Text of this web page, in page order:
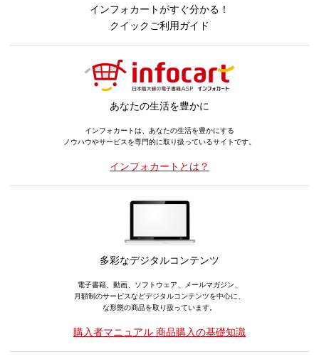
インフォカートがすぐ分かる！
クイックご利用ガイド
あなたの生活を豊かに
インフォカートは、あなたの生活を豊かにする
ノウハウやサービスを専門的に取り扱っているサイトです。
インフォカートとは？
多彩なデジタルコンテンツ
電子書籍、動画、ソフトウェア、メールマガジン、
月額制のサービスなどデジタルコンテンツを中心に、
な形態の商品を取り扱っています。
購入者マニュアル 商品購入の基礎知識